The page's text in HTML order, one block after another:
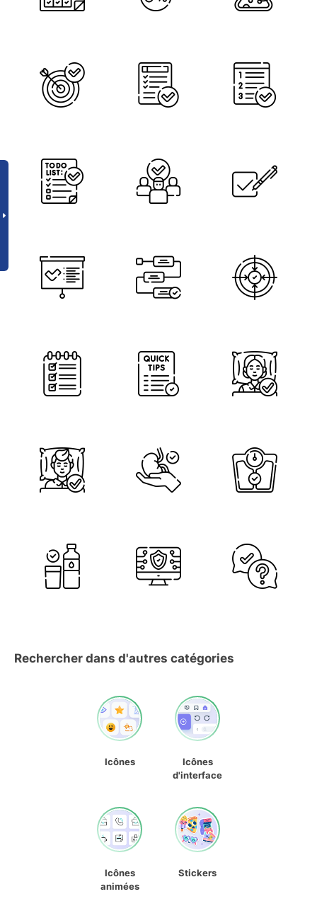
Rechercher dans d'autres catégories
Icônes
Icônes
d'interface
Icônes
animées
Stickers